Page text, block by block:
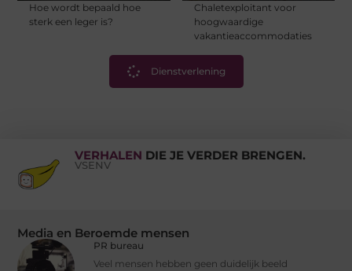
Hoe wordt bepaald hoe
sterk een leger is?
Chaletexploitant voor
hoogwaardige
vakantieaccommodaties
Dienstverlening
VERHALEN DIE JE VERDER BRENGEN.
VSENV
Media en Beroemde mensen
PR bureau
Veel mensen hebben geen duidelijk beeld